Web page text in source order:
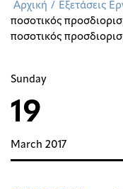
Αρχική / Εξετάσεις
ποσοτικός
ποσοτικός
Sunday
19
March 2017